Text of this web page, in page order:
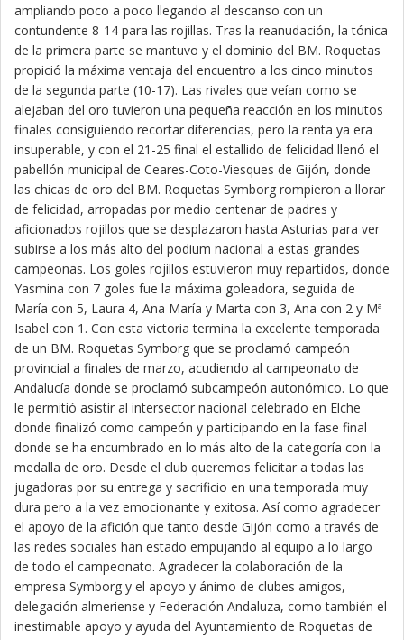
ampliando poco a poco llegando al descanso con un
contundente 8-14 para las rojillas. Tras la reanudación, la tónica
de la primera parte se mantuvo y el dominio del BM. Roquetas
propició la máxima ventaja del encuentro a los cinco minutos
de la segunda parte (10-17). Las rivales que veían como se
alejaban del oro tuvieron una pequeña reacción en los minutos
finales consiguiendo recortar diferencias, pero la renta ya era
insuperable, y con el 21-25 final el estallido de felicidad llenó el
pabellón municipal de Ceares-Coto-Viesques de Gijón, donde
las chicas de oro del BM. Roquetas Symborg rompieron a llorar
de felicidad, arropadas por medio centenar de padres y
aficionados rojillos que se desplazaron hasta Asturias para ver
subirse a los más alto del podium nacional a estas grandes
campeonas. Los goles rojillos estuvieron muy repartidos, donde
Yasmina con 7 goles fue la máxima goleadora, seguida de
María con 5, Laura 4, Ana María y Marta con 3, Ana con 2 y Mª
Isabel con 1. Con esta victoria termina la excelente temporada
de un BM. Roquetas Symborg que se proclamó campeón
provincial a finales de marzo, acudiendo al campeonato de
Andalucía donde se proclamó subcampeón autonómico. Lo que
le permitió asistir al intersector nacional celebrado en Elche
donde finalizó como campeón y participando en la fase final
donde se ha encumbrado en lo más alto de la categoría con la
medalla de oro. Desde el club queremos felicitar a todas las
jugadoras por su entrega y sacrificio en una temporada muy
dura pero a la vez emocionante y exitosa. Así como agradecer
el apoyo de la afición que tanto desde Gijón como a través de
las redes sociales han estado empujando al equipo a lo largo
de todo el campeonato. Agradecer la colaboración de la
empresa Symborg y el apoyo y ánimo de clubes amigos,
delegación almeriense y Federación Andaluza, como también el
inestimable apoyo y ayuda del Ayuntamiento de Roquetas de